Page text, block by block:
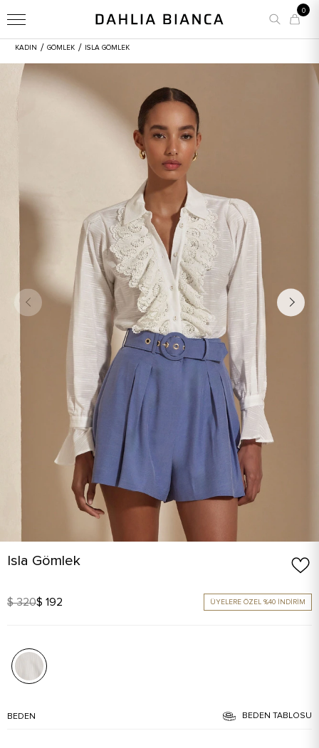
0
KADIN / GÖMLEK / ISLA GÖMLEK
Isla Gömlek
$ 320$ 192 ÜYELERE ÖZEL %40 İNDİRİM
BEDEN BEDEN TABLOSU